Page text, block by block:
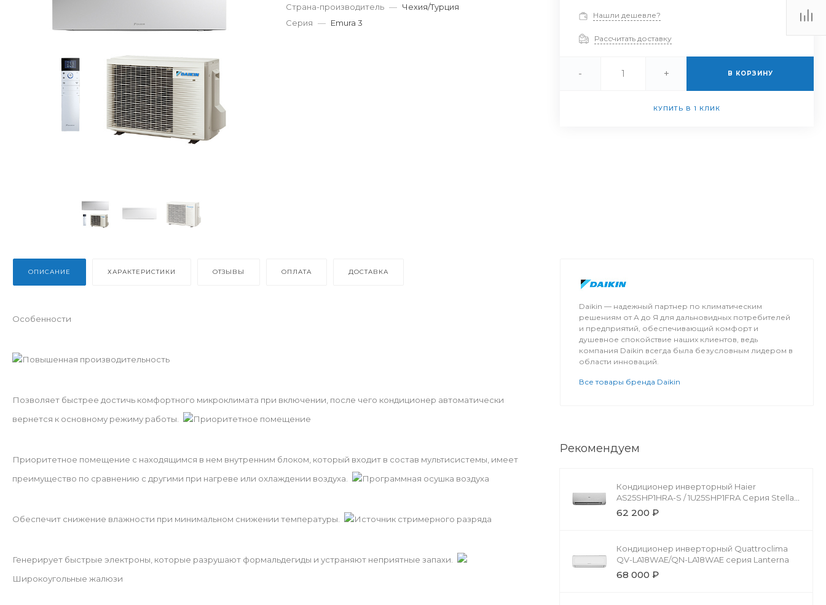
Страна-производитель — Чехия/Турция
Серия — Emura 3
Нашли дешевле?
Рассчитать доставку
- + В КОРЗИНУ
КУПИТЬ В 1 КЛИК
ОПИСАНИЕ ХАРАКТЕРИСТИКИ ОТЗЫВЫ ОПЛАТА ДОСТАВКА
Особенности
Повышенная производительность
Позволяет быстрее достичь комфортного микроклимата при включении, после чего кондиционер автоматически
вернется к основному режиму работы.
Приоритетное помещение
Приоритетное помещение с находящимся в нем внутренним блоком, который входит в состав мультисистемы, имеет
преимущество по сравнению с другими при нагреве или охлаждении воздуха.
Программная осушка воздуха
Обеспечит снижение влажности при минимальном снижении температуры. Источник стримерного разряда
Генерирует быстрые электроны, которые разрушают формальдегиды и устраняют неприятные запахи.
Широкоугольные жалюзи
Daikin — надежный партнер по климатическим
решениям от А до Я для дальновидных потребителей
и предприятий, обеспечивающий комфорт и
душевное спокойствие наших клиентов, ведь
компания Daikin всегда была безусловным лидером в
области инноваций.
Все товары бренда Daikin
Рекомендуем
Кондиционер инверторный Haier
AS25SHP1HRA-S / 1U25SHP1FRA Серия Stellar
HP -20C
62 200 ₽
Кондиционер инверторный Quattroclima
QV-LA18WAE/QN-LA18WAE серия Lanterna
68 000 ₽